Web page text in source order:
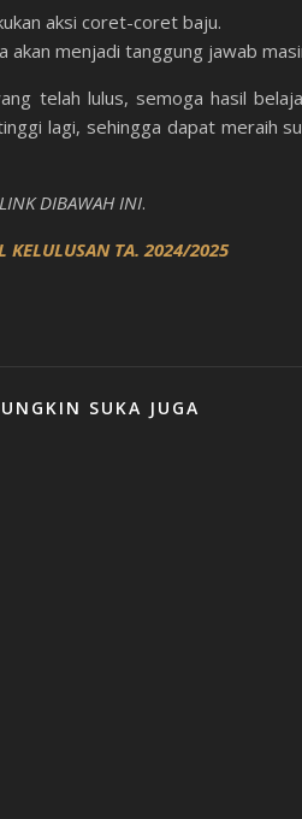
aksi coret-coret baju.
akan menjadi tanggung jawab
telah lulus, semoga hasil
lagi, sehingga dapat meraih
DIBAWAH INI.
KELULUSAN TA. 2024/2025
SUKA JUGA